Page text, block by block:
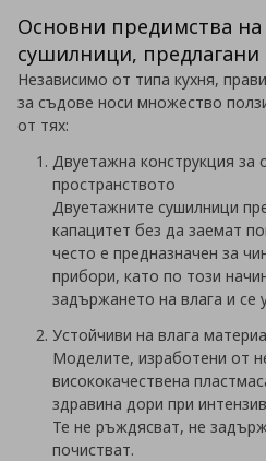
Основни предимства
сушилници, предлагани
Независимо от типа кухня,
за съдове носи множество
от тях:
Двуетажна конструкция за
пространството
Двуетажните сушилници
капацитет без да заемат
често е предназначен за
прибори, като по този
задържането на влага и се
Устойчиви на влага
Моделите, изработени от
висококачествена
здравина дори при
Те не ръждясват, не
почистват.